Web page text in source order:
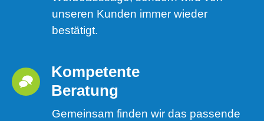
unseren Kunden immer wieder
bestätigt.
Kompetente
Beratung
Gemeinsam finden wir das passende